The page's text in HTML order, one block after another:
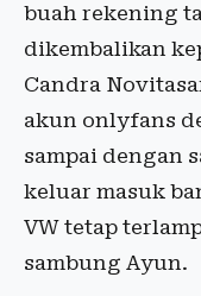
buah rekening
dikembalikan
Candra
akun onlyfans
sampai dengan
keluar masuk
VW tetap
sambung Ayun.